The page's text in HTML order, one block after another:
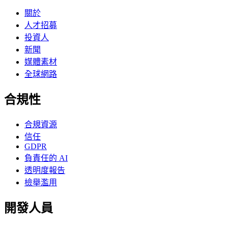
關於
人才招募
投資人
新聞
媒體素材
全球網路
合規性
合規資源
信任
GDPR
負責任的 AI
透明度報告
檢舉濫用
開發人員